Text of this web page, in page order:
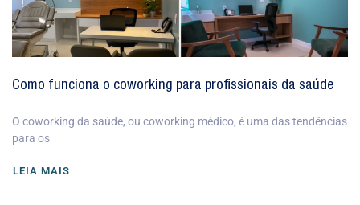
Como funciona o coworking para profissionais da saúde
O coworking da saúde, ou coworking médico, é uma das tendências
para os
LEIA MAIS